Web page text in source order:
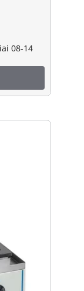
08-14